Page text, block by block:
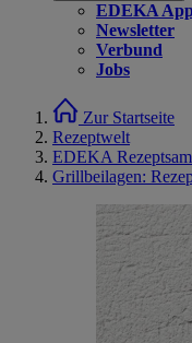
EDEKA
Newsletter
Verbund
Jobs
Zur Startseite
Rezeptwelt
EDEKA
Grillbeilagen: